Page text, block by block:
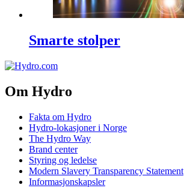
Smarte stolper
Om Hydro
Fakta om Hydro
Hydro-lokasjoner i Norge
The Hydro Way
Brand center
Styring og ledelse
Modern Slavery Transparency Statement
Informasjonskapsler